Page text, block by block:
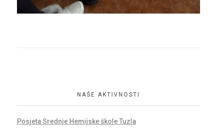
NAŠE AKTIVNOSTI
Posjeta Srednje Hemijske škole Tuzla